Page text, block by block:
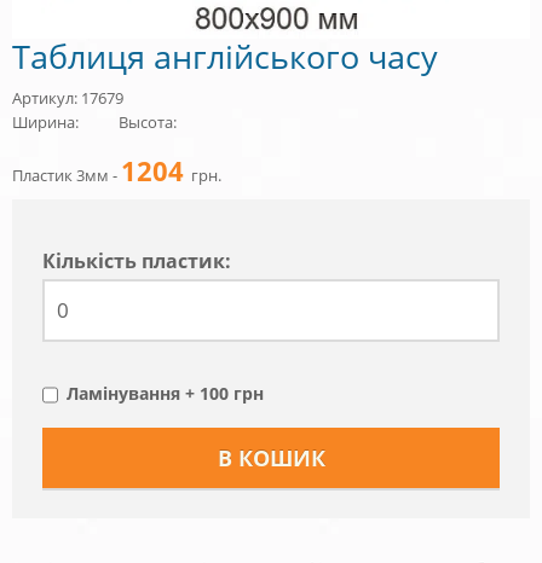
Таблиця англійського часу
Артикул: 17679
Ширина:
Высота:
Пластик 3мм - 1204 грн.
Кiлькiсть пластик:
Ламінування + 100 грн